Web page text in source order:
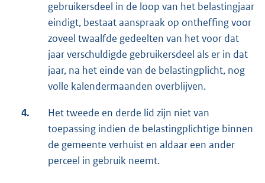
gebruikersdeel in de loop van het belastingjaar
eindigt, bestaat aanspraak op ontheffing voor
zoveel twaalfde gedeelten van het voor dat
jaar verschuldigde gebruikersdeel als er in dat
jaar, na het einde van de belastingplicht, nog
volle kalendermaanden overblijven.
4.
Het tweede en derde lid zijn niet van
toepassing indien de belastingplichtige binnen
de gemeente verhuist en aldaar een ander
perceel in gebruik neemt.